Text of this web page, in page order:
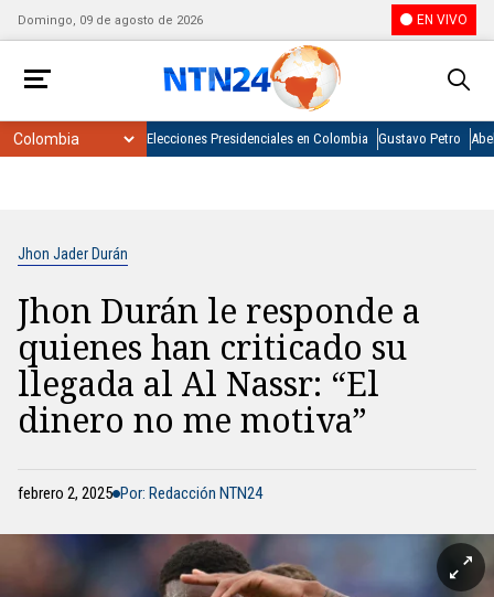
Domingo, 09 de agosto de 2026 EN VIVO
Elecciones Presidenciales en Colombia Gustavo Petro
Jhon Jader Durán
Jhon Durán le responde a
quienes han criticado su
llegada al Al Nassr: “El
dinero no me motiva”
febrero 2, 2025 Por: Redacción NTN24